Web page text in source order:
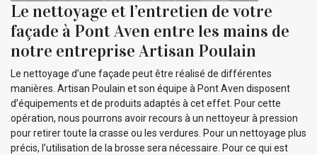
Le nettoyage et l’entretien de votre
façade à Pont Aven entre les mains de
notre entreprise Artisan Poulain
Le nettoyage d’une façade peut être réalisé de différentes
manières. Artisan Poulain et son équipe à Pont Aven disposent
d’équipements et de produits adaptés à cet effet. Pour cette
opération, nous pourrons avoir recours à un nettoyeur à pression
pour retirer toute la crasse ou les verdures. Pour un nettoyage plus
précis, l’utilisation de la brosse sera nécessaire. Pour ce qui est